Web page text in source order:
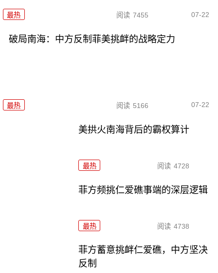
最热 阅读 7455 07-22
破局南海：中方反制菲美挑衅的战略定力
最热 阅读 5166 07-22
美拱火南海背后的霸权算计
最热 阅读 4728
菲方频挑仁爱礁事端的深层逻辑
最热 阅读 4738
菲方蓄意挑衅仁爱礁，中方坚决
反制